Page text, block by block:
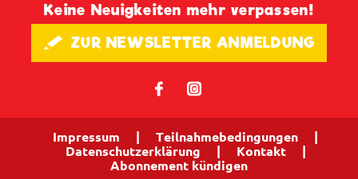
Keine Neuigkeiten mehr verpassen!
🖋 ZUR NEWSLETTER ANMELDUNG
𝖿 📷
Impressum Teilnahmebedingungen
Datenschutzerklärung
Kontakt
Abonnement kündigen